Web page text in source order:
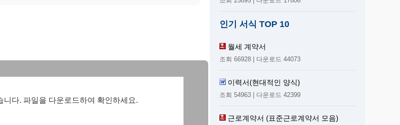
다. 파일을 다운로드하여 확인하세요.
인기 서식 TOP 10
월세 계약서
조회 66928 | 다운로드 44073
이력서(현대적인 양식)
조회 54963 | 다운로드 42399
근로계약서 (표준근로계약서 모음)